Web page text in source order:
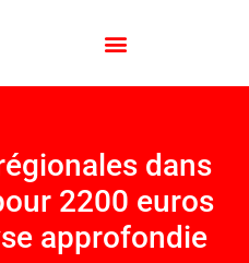
dans
2200 euros
approfondie